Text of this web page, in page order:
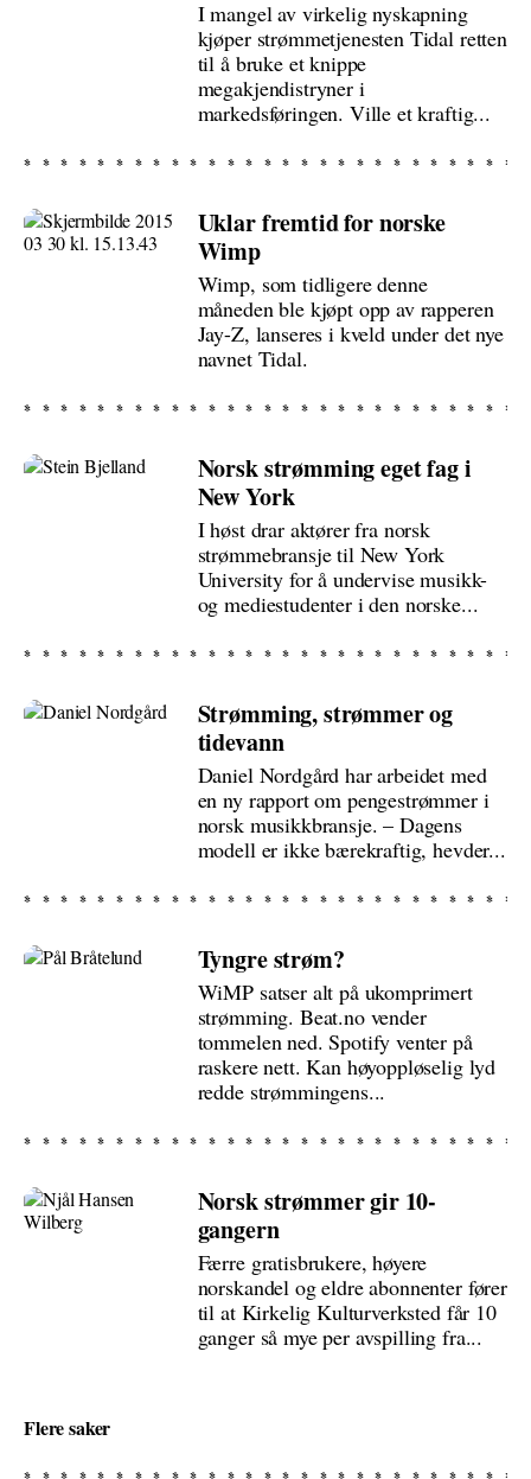
I mangel av virkelig nyskapning
kjøper strømmetjenesten Tidal retten
til å bruke et knippe
megakjendistryner i
markedsføringen. Ville et kraftig...
Uklar fremtid for norske
Wimp
Wimp, som tidligere denne
måneden ble kjøpt opp av rapperen
Jay-Z, lanseres i kveld under det nye
navnet Tidal.
Norsk strømming eget fag i
New York
I høst drar aktører fra norsk
strømmebransje til New York
University for å undervise musikk-
og mediestudenter i den norske...
Strømming, strømmer og
tidevann
Daniel Nordgård har arbeidet med
en ny rapport om pengestrømmer i
norsk musikkbransje. – Dagens
modell er ikke bærekraftig, hevder...
Tyngre strøm?
WiMP satser alt på ukomprimert
strømming. Beat.no vender
tommelen ned. Spotify venter på
raskere nett. Kan høyoppløselig lyd
redde strømmingens...
Norsk strømmer gir 10-
gangern
Færre gratisbrukere, høyere
norskandel og eldre abonnenter fører
til at Kirkelig Kulturverksted får 10
ganger så mye per avspilling fra...
Flere saker